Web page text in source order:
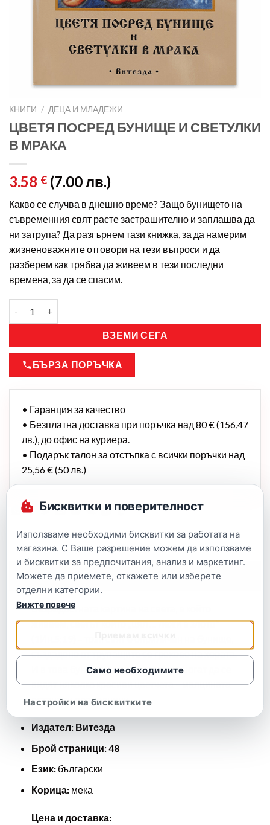
КНИГИ / ДЕЦА И МЛАДЕЖИ
ЦВЕТЯ ПОСРЕД БУНИЩЕ И СВЕТУЛКИ
В МРАКА
3.58 € (7.00 лв.)
Какво се случва в днешно време? Защо бунището на
съвременния свят расте застрашително и заплашва да
ни затрупа? Да разгърнем тази книжка, за да намерим
жизненоважните отговори на тези въпроси и да
разберем как трябва да живеем в тези последни
времена, за да се спасим.
ВЗЕМИ СЕГА
БЪРЗА ПОРЪЧКА
• Гаранция за качество
• Безплатна доставка при поръчка над 80 € (156,47
лв.), до офис на куриера.
• Подарък талон за отстъпка с всички поръчки над
25,56 € (50 лв.)
Описание
Безрадостната картина на света, в който
живеем, светът който „цял … лежи в злото“
създадено от трупащите се грехове на хората.
И в това бунище, съвсем нарядко могат да се
видят няколко красиви цветчета – малцината
останали праведници.
Издател: Витезда
Брой страници: 48
Език:български
Корица: мека
Цена и доставка:
Бисквитки и поверителност
Използваме необходими бисквитки за работата на
магазина. С Ваше разрешение можем да използваме
и бисквитки за предпочитания, анализ и маркетинг.
Можете да приемете, откажете или изберете
отделни категории.
Само необходимите
Настройки на бисквитките
Вижте повече